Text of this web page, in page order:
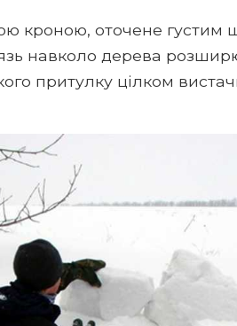
кроною, оточене густим
навколо дерева
притулку цілком